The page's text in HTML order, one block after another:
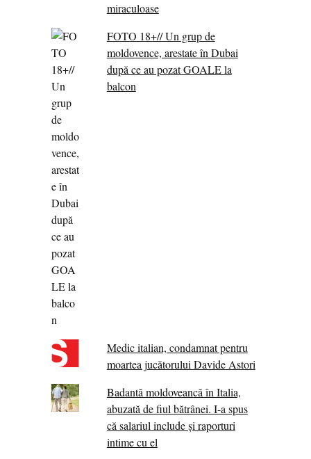
miraculoase
FOTO 18+// Un grup de
moldovence, arestate în Dubai
după ce au pozat GOALE la
balcon
Medic italian, condamnat pentru
moartea jucătorului Davide Astori
Badantă moldoveancă în Italia,
abuzată de fiul bătrânei. I-a spus
că salariul include și raporturi
intime cu el